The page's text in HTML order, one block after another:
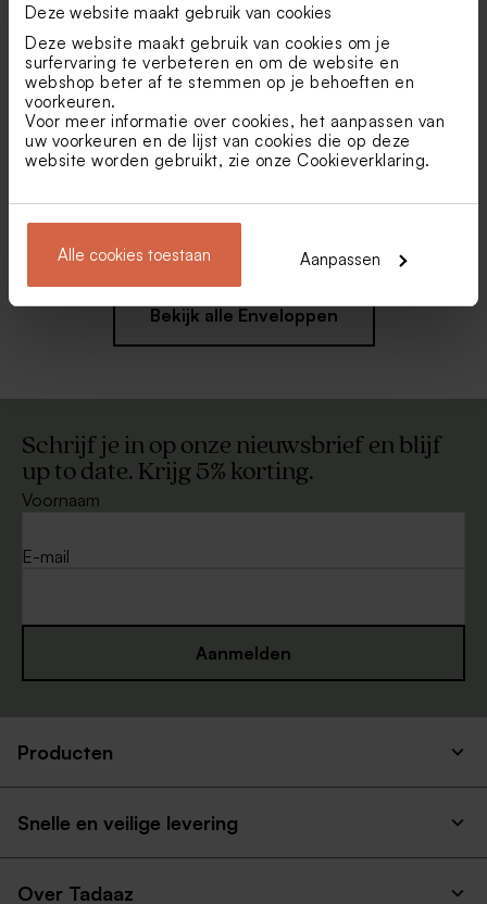
Deze website maakt gebruik van cookies
Deze website maakt gebruik van cookies om je
surfervaring te verbeteren en om de website en
webshop beter af te stemmen op je behoeften en
voorkeuren.
Voor meer informatie over cookies, het aanpassen van
uw voorkeuren en de lijst van cookies die op deze
website worden gebruikt, zie onze Cookieverklaring.
Alle cookies toestaan Aanpassen
Bekijk alle Enveloppen
Schrijf je in op onze nieuwsbrief en blijf
up to date. Krijg 5% korting.
Voornaam
E-mail
Aanmelden
Producten
Snelle en veilige levering
Over Tadaaz